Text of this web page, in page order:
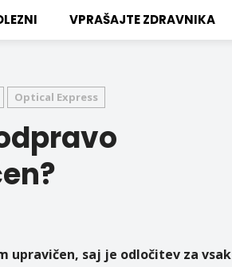
VPRAŠAJTE ZDRAVNIKA
Optical Express
upravičen, saj je odločitev za vsak